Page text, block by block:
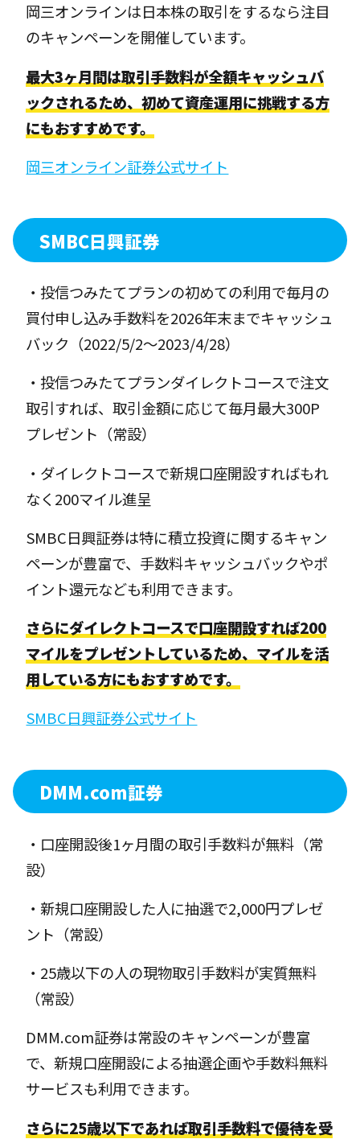
岡三オンラインは日本株の取引をするなら注目
のキャンペーンを開催しています。
最大3ヶ月間は取引手数料が全額キャッシュバ
ックされるため、初めて資産運用に挑戦する方
にもおすすめです。
岡三オンライン証券公式サイト
SMBC日興証券
・投信つみたてプランの初めての利用で毎月の
買付申し込み手数料を2026年末までキャッシュ
バック（2022/5/2〜2023/4/28）
・投信つみたてプランダイレクトコースで注文
取引すれば、取引金額に応じて毎月最大300P
プレゼント（常設）
・ダイレクトコースで新規口座開設すればもれ
なく200マイル進呈
SMBC日興証券は特に積立投資に関するキャン
ペーンが豊富で、手数料キャッシュバックやポ
イント還元なども利用できます。
さらにダイレクトコースで口座開設すれば200
マイルをプレゼントしているため、マイルを活
用している方にもおすすめです。
SMBC日興証券公式サイト
DMM.com証券
・口座開設後1ヶ月間の取引手数料が無料（常
設）
・新規口座開設した人に抽選で2,000円プレゼ
ント（常設）
・25歳以下の人の現物取引手数料が実質無料
（常設）
DMM.com証券は常設のキャンペーンが豊富
で、新規口座開設による抽選企画や手数料無料
サービスも利用できます。
さらに25歳以下であれば取引手数料で優待を受